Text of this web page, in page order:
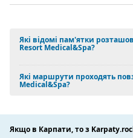
Які відомі пам'ятки
Resort Medical&Spa?
Які маршрути проходять
Medical&Spa?
Якщо в Карпати, то з